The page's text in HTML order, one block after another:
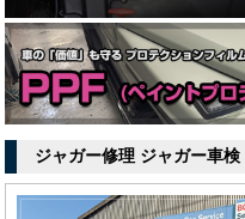
ジャガー修理 ジャガー車